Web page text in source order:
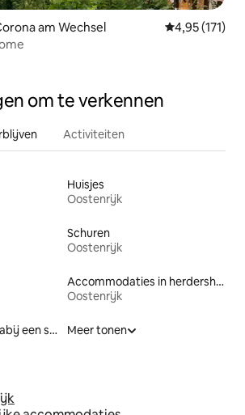
am Wechsel Gemiddelde
4,95 (171)
om te verkennen
Activiteiten
Huisjes
Oostenrijk
Schuren
Oostenrijk
Accommodaties in herdershutten
Oostenrijk
Accommodaties nabij een strand
Meer tonen